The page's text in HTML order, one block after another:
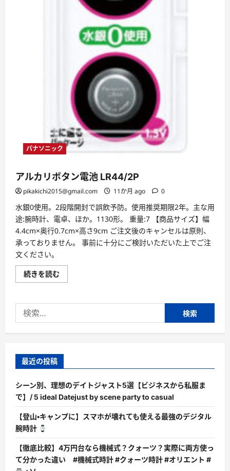
パナソニック
アルカリボタン電池 LR44/2P
pikakichi2015@gmail.com 11か月 ago 0
水銀0使用。2段階開封で誤飲予防。使用推奨期限2年。主な用
途:腕時計、電卓、ほか。1130形。 重量:7 【商品サイズ】幅
4.4cm×奥行0.7cm×高さ9cm ご注文後のキャンセルは原則、
承っておりません。 事前に十分にご検討いただいた上でご注
文ください。
続きを読む
ル
ボ
電
池
つ
て
し
く
読
む
索:
最近の投稿
シーン別、理想のデイトジャスト5選【ビジネスから私服ま
で】/ 5 ideal Datejust by scene party to casual
【登山・キャンプに】スマホが壊れても使える最強のデジタル
腕時計
【徹底比較】4万円台なら機械式？クォーツ？実際に両方使っ
て分かった違い #機械式時計 #クォーツ時計 #オリエント #